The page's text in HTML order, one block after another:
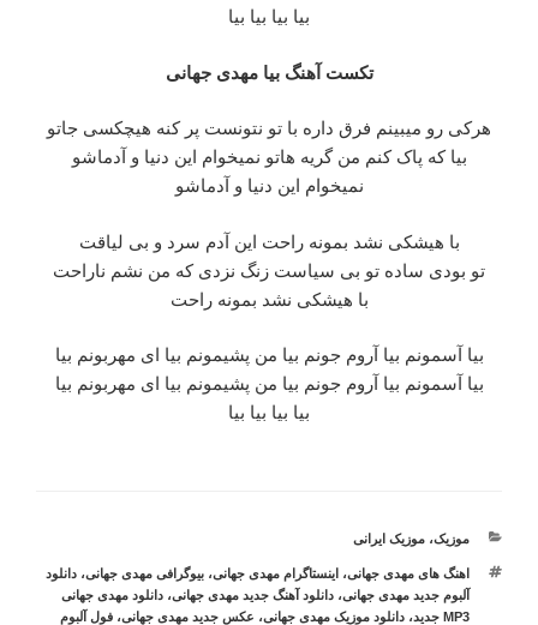
بیا بیا بیا بیا
تکست آهنگ بیا مهدی جهانی
هرکی رو میبینم فرق داره با تو نتونست پر کنه هیچکسی جاتو
بیا که پاک کنم من گریه هاتو نمیخوام این دنیا و آدماشو
نمیخوام این دنیا و آدماشو
با هیشکی نشد بمونه راحت این آدم سرد و بی لیاقت
تو بودی ساده تو بی سیاست زنگ نزدی که من نشم ناراحت
با هیشکی نشد بمونه راحت
بیا آسمونم بیا آروم جونم بیا من پشیمونم بیا ای مهربونم بیا
بیا آسمونم بیا آروم جونم بیا من پشیمونم بیا ای مهربونم بیا
بیا بیا بیا بیا
دسته‌ها
موزیک،موزیک ایرانی
برچسب‌ها
اهنگ های مهدی جهانی، اینستاگرام مهدی جهانی،بیوگرافی مهدی جهانی،دانلود
آلبوم جدید مهدی جهانی،دانلود آهنگ جدید مهدی جهانی،دانلود مهدی جهانی
MP3 جدید
،دانلود موزیک مهدی جهانی، عکس جدید مهدی جهانی،فول آلبوم